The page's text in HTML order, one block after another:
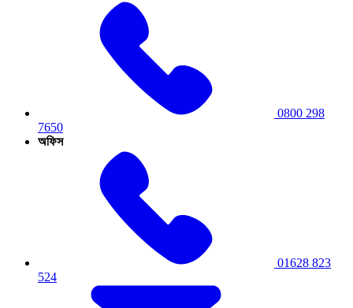
0800 298
7650
অফিস
01628 823
524